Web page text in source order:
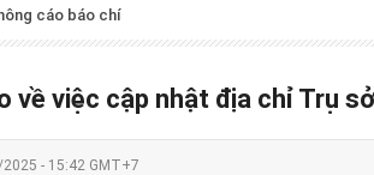
cáo báo chí
về việc cập nhật địa chỉ Trụ
- 15:42 GMT+7